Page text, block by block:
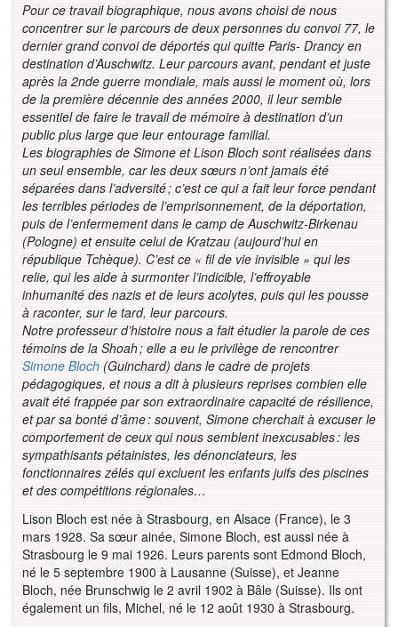
Pour ce travail biographique, nous avons choisi de nous
concentrer sur le parcours de deux personnes du convoi 77, le
dernier grand convoi de déportés qui quitte Paris- Drancy en
destination d’Auschwitz. Leur parcours avant, pendant et juste
après la 2nde guerre mondiale, mais aussi le moment où, lors
de la première décennie des années 2000, il leur semble
essentiel de faire le travail de mémoire à destination d’un
public plus large que leur entourage familial.
Les biographies de Simone et Lison Bloch sont réalisées dans
un seul ensemble, car les deux sœurs n’ont jamais été
séparées dans l’adversité ; c’est ce qui a fait leur force pendant
les terribles périodes de l’emprisonnement, de la déportation,
puis de l’enfermement dans le camp de Auschwitz-Birkenau
(Pologne) et ensuite celui de Kratzau (aujourd’hui en
république Tchèque). C’est ce « fil de vie invisible » qui les
relie, qui les aide à surmonter l’indicible, l’effroyable
inhumanité des nazis et de leurs acolytes, puis qui les pousse
à raconter, sur le tard, leur parcours.
Notre professeur d’histoire nous a fait étudier la parole de ces
témoins de la Shoah ; elle a eu le privilège de rencontrer
Simone Bloch (Guinchard) dans le cadre de projets
pédagogiques, et nous a dit à plusieurs reprises combien elle
avait été frappée par son extraordinaire capacité de résilience,
et par sa bonté d’âme : souvent, Simone cherchait à excuser le
comportement de ceux qui nous semblent inexcusables : les
sympathisants pétainistes, les dénonciateurs, les
fonctionnaires zélés qui excluent les enfants juifs des piscines
et des compétitions régionales…
Lison Bloch est née à Strasbourg, en Alsace (France), le 3
mars 1928. Sa sœur ainée, Simone Bloch, est aussi née à
Strasbourg le 9 mai 1926. Leurs parents sont Edmond Bloch,
né le 5 septembre 1900 à Lausanne (Suisse), et Jeanne
Bloch, née Brunschwig le 2 avril 1902 à Bâle (Suisse). Ils ont
également un fils, Michel, né le 12 août 1930 à Strasbourg.